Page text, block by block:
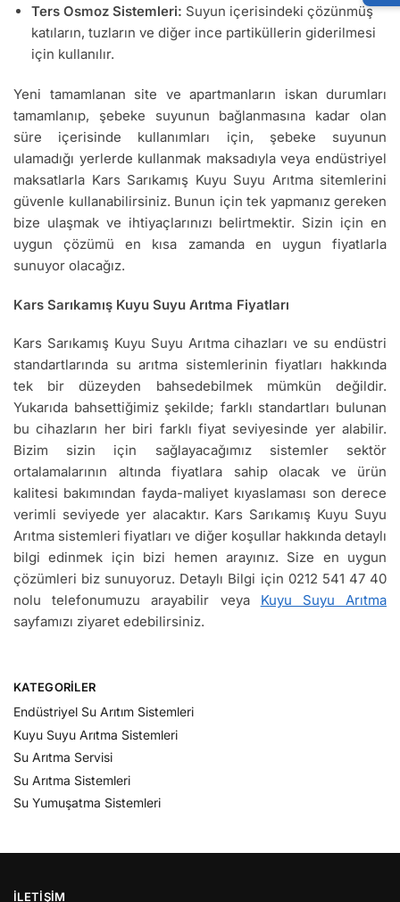
Ters Osmoz Sistemleri: Suyun içerisindeki çözünmüş
katıların, tuzların ve diğer ince partiküllerin giderilmesi
için kullanılır.
Yeni tamamlanan site ve apartmanların iskan durumları
tamamlanıp, şebeke suyunun bağlanmasına kadar olan
süre içerisinde kullanımları için, şebeke suyunun
ulamadığı yerlerde kullanmak maksadıyla veya endüstriyel
maksatlarla Kars Sarıkamış Kuyu Suyu Arıtma sitemlerini
güvenle kullanabilirsiniz. Bunun için tek yapmanız gereken
bize ulaşmak ve ihtiyaçlarınızı belirtmektir. Sizin için en
uygun çözümü en kısa zamanda en uygun fiyatlarla
sunuyor olacağız.
Kars Sarıkamış Kuyu Suyu Arıtma Fiyatları
Kars Sarıkamış Kuyu Suyu Arıtma cihazları ve su endüstri
standartlarında su arıtma sistemlerinin fiyatları hakkında
tek bir düzeyden bahsedebilmek mümkün değildir.
Yukarıda bahsettiğimiz şekilde; farklı standartları bulunan
bu cihazların her biri farklı fiyat seviyesinde yer alabilir.
Bizim sizin için sağlayacağımız sistemler sektör
ortalamalarının altında fiyatlara sahip olacak ve ürün
kalitesi bakımından fayda-maliyet kıyaslaması son derece
verimli seviyede yer alacaktır. Kars Sarıkamış Kuyu Suyu
Arıtma sistemleri fiyatları ve diğer koşullar hakkında detaylı
bilgi edinmek için bizi hemen arayınız. Size en uygun
çözümleri biz sunuyoruz. Detaylı Bilgi için 0212 541 47 40
nolu telefonumuzu arayabilir veya Kuyu Suyu Arıtma
sayfamızı ziyaret edebilirsiniz.
KATEGORILER
Endüstriyel Su Arıtım Sistemleri
Kuyu Suyu Arıtma Sistemleri
Su Arıtma Servisi
Su Arıtma Sistemleri
Su Yumuşatma Sistemleri
İLETIŞIM